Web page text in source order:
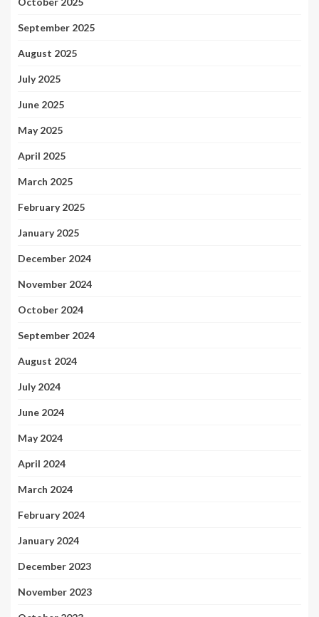
September 2025
August 2025
July 2025
June 2025
May 2025
April 2025
March 2025
February 2025
January 2025
December 2024
November 2024
October 2024
September 2024
August 2024
July 2024
June 2024
May 2024
April 2024
March 2024
February 2024
January 2024
December 2023
November 2023